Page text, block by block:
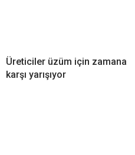
Üreticiler üzüm için zamana
karşı yarışıyor